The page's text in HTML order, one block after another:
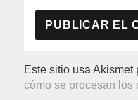
Este sitio usa
cómo se procesan los